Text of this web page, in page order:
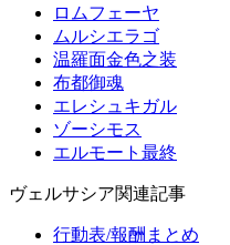
ロムフェーヤ
ムルシエラゴ
温羅面金色之装
布都御魂
エレシュキガル
ゾーシモス
エルモート最終
ヴェルサシア関連記事
行動表/報酬まとめ